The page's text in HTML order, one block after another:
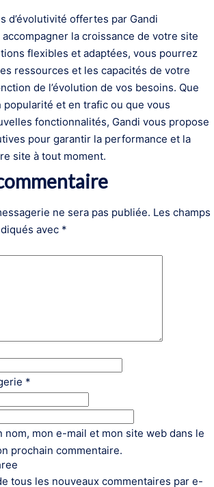
d’évolutivité offertes par Gandi
la croissance de votre site
flexibles et adaptées, vous pourrez
ressources et les capacités de votre
de l’évolution de vos besoins. Que
et en trafic ou que vous
fonctionnalités, Gandi vous propose
pour garantir la performance et la
site à tout moment.
ne sera pas publiée. Les champs
avec *
*
nom, mon e-mail et mon site web dans le
prochain commentaire.
tous les nouveaux commentaires par e-